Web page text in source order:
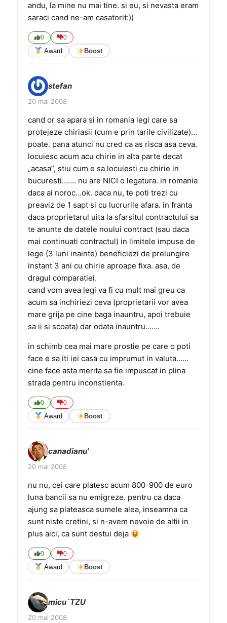
andu, la mine nu mai tine. si eu, si nevasta eram
saraci cand ne-am casatorit:))
0 0
Award Boost
stefan
20 mai 2008
cand or sa apara si in romania legi care sa
protejeze chiriasii (cum e prin tarile civilizate)…
poate. pana atunci nu cred ca as risca asa ceva.
locuiesc acum acu chirie in alta parte decat
„acasa”, stiu cum e sa locuiesti cu chirie in
bucuresti……. nu are NICI o legatura. in romania
daca ai noroc…ok. daca nu, te poti trezi cu
preaviz de 1 sapt si cu lucrurile afara. in franta
daca proprietarul uita la sfarsitul contractului sa
te anunte de datele noului contract (sau daca
mai continuati contractul) in limitele impuse de
lege (3 luni inainte) beneficiezi de prelungire
instant 3 ani cu chirie aproape fixa. asa, de
dragul comparatiei.
cand vom avea legi va fi cu mult mai greu ca
acum sa inchiriezi ceva (proprietarii vor avea
mare grija pe cine baga inauntru, apoi trebuie
sa ii si scoata) dar odata inauntru…….
in schimb cea mai mare prostie pe care o poti
face e sa iti iei casa cu imprumut in valuta……
cine face asta merita sa fie impuscat in plina
strada pentru inconstienta.
0 0
Award Boost
canadianu'
20 mai 2008
nu nu, cei care platesc acum 800-900 de euro
luna bancii sa nu emigreze. pentru ca daca
ajung sa plateasca sumele alea, inseamna ca
sunt niste cretini, si n-avem nevoie de altii in
plus aici, ca sunt destui deja
0 0
Award Boost
micu`TZU
20 mai 2008